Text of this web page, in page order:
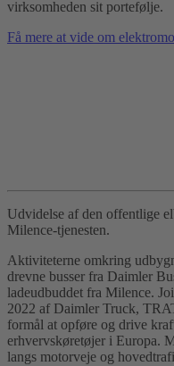
virksomheden sit portefølje.
Få mere at vide om
Udvidelse af den offentlige
Milence-tjenesten.
Aktiviteterne omkring
drevne busser fra Daimler
ladeudbuddet fra Milence.
2022 af Daimler Truck,
formål at opføre og drive
erhvervskøretøjer i Europa.
langs motorveje og